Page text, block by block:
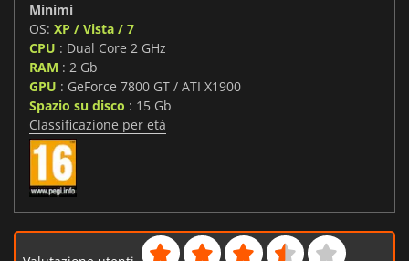
Minimi
OS: XP / Vista / 7
CPU : Dual Core 2 GHz
RAM : 2 Gb
GPU : GeForce 7800 GT / ATI X1900
Spazio su disco : 15 Gb
Classificazione per età